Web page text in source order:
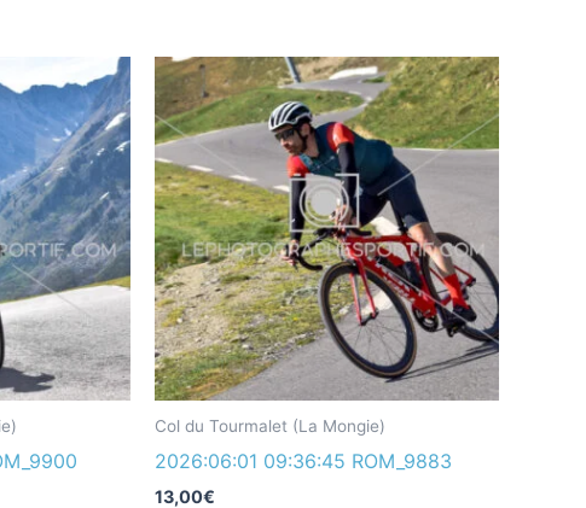
Col du Tourmalet (La Mongie)
2026:06:01 09:36:45 ROM_9883
13,00€